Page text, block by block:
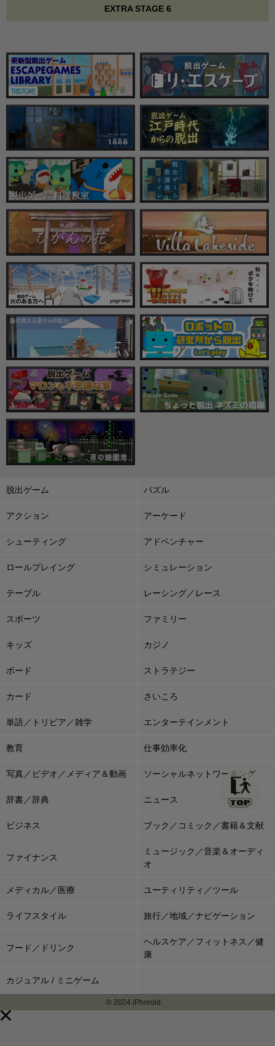
EXTRA STAGE 6
脱出ゲーム パズル
アクション アーケード
シューティング アドベンチャー
ロールプレイング シミュレーション
テーブル レーシング／レース
スポーツ ファミリー
キッズ カジノ
ボード ストラテジー
カード さいころ
単語／トリビア／雑学 エンターテインメント
教育 仕事効率化
写真／ビデオ／メディア＆動画 ソーシャルネットワーキング
辞書／辞典 ニュース
ビジネス ブック／コミック／書籍＆文献
ファイナンス
ミュージック／音楽＆オーディ
オ
メディカル／医療 ユーティリティ／ツール
ライフスタイル 旅行／地域／ナビゲーション
フード／ドリンク
ヘルスケア／フィットネス／健
康
カジュアル / ミニゲーム
© 2024 iPhoroid.